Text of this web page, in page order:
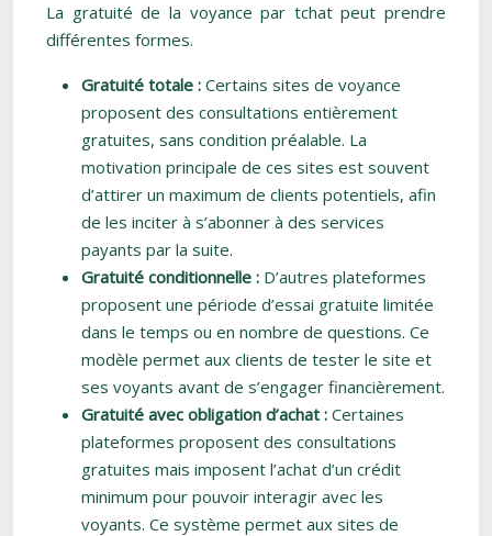
La gratuité de la voyance par tchat peut prendre
différentes formes.
Gratuité totale : Certains sites de voyance
proposent des consultations entièrement
gratuites, sans condition préalable. La
motivation principale de ces sites est souvent
d’attirer un maximum de clients potentiels, afin
de les inciter à s’abonner à des services
payants par la suite.
Gratuité conditionnelle : D’autres plateformes
proposent une période d’essai gratuite limitée
dans le temps ou en nombre de questions. Ce
modèle permet aux clients de tester le site et
ses voyants avant de s’engager financièrement.
Gratuité avec obligation d’achat : Certaines
plateformes proposent des consultations
gratuites mais imposent l’achat d’un crédit
minimum pour pouvoir interagir avec les
voyants. Ce système permet aux sites de